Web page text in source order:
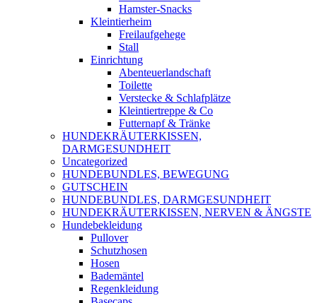
Hamster-Snacks
Kleintierheim
Freilaufgehege
Stall
Einrichtung
Abenteuerlandschaft
Toilette
Verstecke & Schlafplätze
Kleintiertreppe & Co
Futternapf & Tränke
HUNDEKRÄUTERKISSEN,
DARMGESUNDHEIT
Uncategorized
HUNDEBUNDLES, BEWEGUNG
GUTSCHEIN
HUNDEBUNDLES, DARMGESUNDHEIT
HUNDEKRÄUTERKISSEN, NERVEN & ÄNGSTE
Hundebekleidung
Pullover
Schutzhosen
Hosen
Bademäntel
Regenkleidung